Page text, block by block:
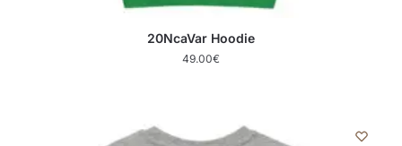
20NcaVar Hoodie
49.00€